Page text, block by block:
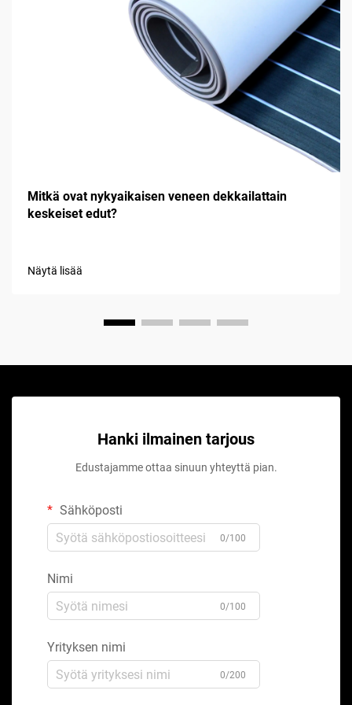
Mitkä ovat nykyaikaisen veneen dekkailattain
keskeiset edut?
Näytä lisää
Hanki ilmainen tarjous
Edustajamme ottaa sinuun yhteyttä pian.
Sähköposti
0/100
Nimi
0/100
Yrityksen nimi
0/200